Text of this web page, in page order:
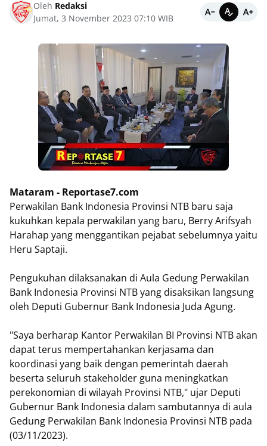
Oleh Redaksi
Jumat, 3 November 2023 07:10 WIB
Mataram - Reportase7.com
Perwakilan Bank Indonesia Provinsi NTB baru saja
kukuhkan kepala perwakilan yang baru, Berry Arifsyah
Harahap yang menggantikan pejabat sebelumnya yaitu
Heru Saptaji.
Pengukuhan dilaksanakan di Aula Gedung Perwakilan
Bank Indonesia Provinsi NTB yang disaksikan langsung
oleh Deputi Gubernur Bank Indonesia Juda Agung.
"Saya berharap Kantor Perwakilan BI Provinsi NTB akan
dapat terus mempertahankan kerjasama dan
koordinasi yang baik dengan pemerintah daerah
beserta seluruh stakeholder guna meningkatkan
perekonomian di wilayah Provinsi NTB," ujar Deputi
Gubernur Bank Indonesia dalam sambutannya di aula
Gedung Perwakilan Bank Indonesia Provinsi NTB pada
(03/11/2023).